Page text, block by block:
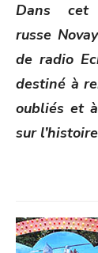
Dans
russe
de radio
destiné à
oubliés et
sur